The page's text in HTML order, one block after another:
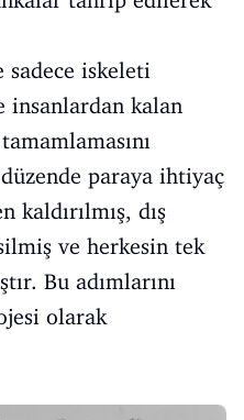
iskeleti
insanlardan kalan
paraya ihtiyaç
kaldırılmış, dış
ve herkesin tek
Bu adımlarını
olarak